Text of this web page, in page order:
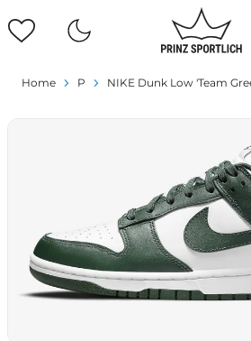
Home P NIKE Dunk Low 'Team